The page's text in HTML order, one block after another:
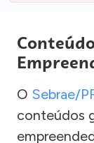
O Sebrae/
conteúdos